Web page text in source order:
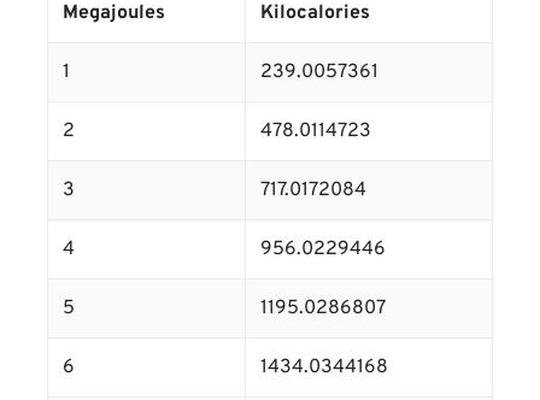
Megajoules Kilocalories
1 239.0057361
2 478.0114723
3 717.0172084
4 956.0229446
5 1195.0286807
6 1434.0344168